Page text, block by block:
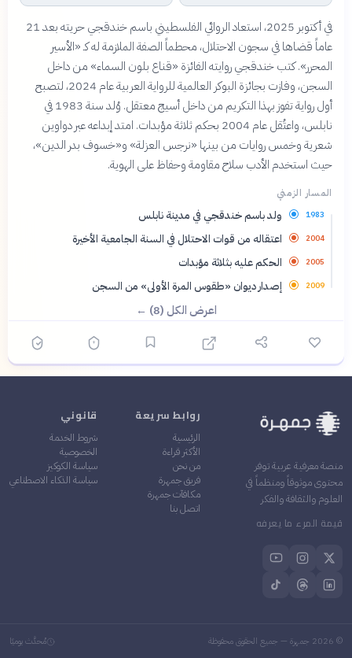
في أكتوبر 2025، استعاد الروائي الفلسطيني باسم خندقجي حريته بعد 21
عاماً قضاها في سجون الاحتلال، محطماً الصفة الملازمة له كـ «الأسير
المحرر». كتب خندقجي روايته الفائزة «قناع بلون السماء» من داخل
السجن، وفازت بجائزة البوكر العالمية للرواية العربية عام 2024، لتصبح
أول رواية تفوز بهذا التكريم من داخل أسيج معتقل. وُلد سنة 1983 في
نابلس، واعتُقل عام 2004 بحكم ثلاثة مؤبدات. امتد إبداعه عبر دواوين
شعرية وخمس روايات من بينها «نرجس العزلة» و«خسوف بدر الدين»،
حيث استخدم الأدب سلاح مقاومة وحفاظ على الهوية.
المسار الزمني
1983 ولد باسم خندقجي في مدينة نابلس
2004 اعتقاله من قوات الاحتلال في السنة الجامعية الأخيرة
2005 الحكم عليه بثلاثة مؤبدات
2009 إصدار ديوان «طقوس المرة الأولى» من السجن
اعرض الكل (8) ←
منصة معرفية عربية توفر
محتوى موثوقاً ومنظماً في
العلوم والثقافة والفكر
قيمة المرء ما يعرفه
روابط سريعة
الرئيسية
الأكثر قراءة
من نحن
فريق جمهرة
مكافآت جمهرة
اتصل بنا
قانوني
شروط الخدمة
الخصوصية
سياسة الكوكيز
سياسة الذكاء الاصطناعي
©
2026 جمهرة — جميع الحقوق محفوظة مُحدَّث يوميًا